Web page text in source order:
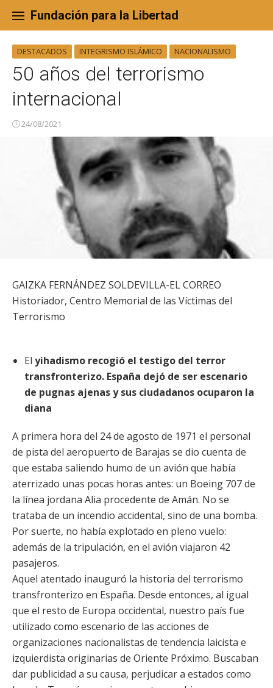
content
Fundación para la Libertad
DESTACADOS INTEGRISMO ISLÁMICO NACIONALISMO
50 años del terrorismo
internacional
24/08/2021
GAIZKA FERNÁNDEZ SOLDEVILLA-EL CORREO
Historiador, Centro Memorial de las Víctimas del
Terrorismo
El yihadismo recogió el testigo del terror
transfronterizo. España dejó de ser escenario
de pugnas ajenas y sus ciudadanos ocuparon la
diana
A primera hora del 24 de agosto de 1971 el personal
de pista del aeropuerto de Barajas se dio cuenta de
que estaba saliendo humo de un avión que había
aterrizado unas pocas horas antes: un Boeing 707 de
la línea jordana Alia procedente de Amán. No se
trataba de un incendio accidental, sino de una bomba.
Por suerte, no había explotado en pleno vuelo:
además de la tripulación, en el avión viajaron 42
pasajeros.
Aquel atentado inauguró la historia del terrorismo
transfronterizo en España. Desde entonces, al igual
que el resto de Europa occidental, nuestro país fue
utilizado como escenario de las acciones de
organizaciones nacionalistas de tendencia laicista e
izquierdista originarias de Oriente Próximo. Buscaban
dar publicidad a su causa, perjudicar a estados como